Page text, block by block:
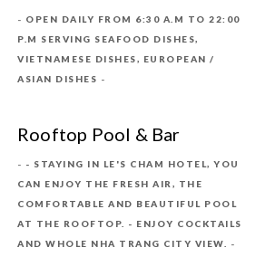
OPEN DAILY FROM 6:30 A.M TO 22:00
P.M SERVING SEAFOOD DISHES,
VIETNAMESE DISHES, EUROPEAN /
ASIAN DISHES
Rooftop Pool & Bar
- STAYING IN LE'S CHAM HOTEL, YOU
CAN ENJOY THE FRESH AIR, THE
COMFORTABLE AND BEAUTIFUL POOL
AT THE ROOFTOP. - ENJOY COCKTAILS
AND WHOLE NHA TRANG CITY VIEW.